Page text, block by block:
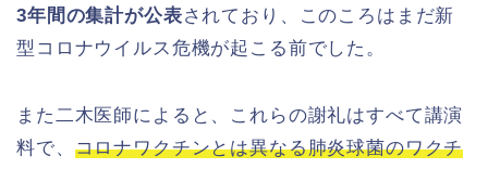
3年間の集計が公表されており、このころはまだ新
型コロナウイルス危機が起こる前でした。
また二木医師によると、これらの謝礼はすべて講演
料で、 コロナワクチンとは異なる肺炎球菌のワクチ